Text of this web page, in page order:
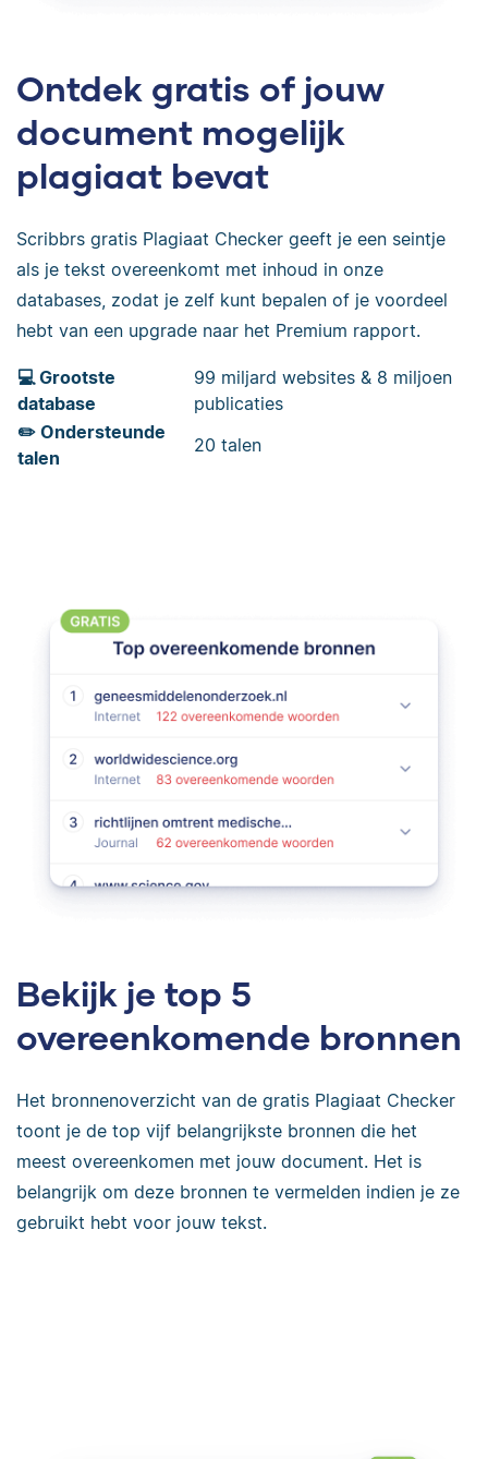
Ontdek gratis of jouw
document mogelijk
plagiaat bevat
Scribbrs gratis Plagiaat Checker geeft je een seintje
als je tekst overeenkomt met inhoud in onze
databases, zodat je zelf kunt bepalen of je voordeel
hebt van een upgrade naar het Premium rapport.
💻 Grootste
database
99 miljard websites & 8 miljoen
publicaties
✏️ Ondersteunde
talen
20 talen
Bekijk je top 5
overeenkomende bronnen
Het bronnenoverzicht van de gratis Plagiaat Checker
toont je de top vijf belangrijkste bronnen die het
meest overeenkomen met jouw document. Het is
belangrijk om deze bronnen te vermelden indien je ze
gebruikt hebt voor jouw tekst.